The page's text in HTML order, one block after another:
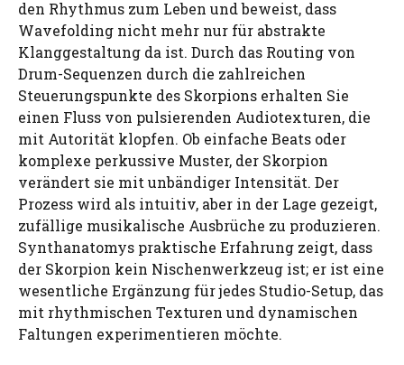
den Rhythmus zum Leben und beweist, dass
Wavefolding nicht mehr nur für abstrakte
Klanggestaltung da ist. Durch das Routing von
Drum-Sequenzen durch die zahlreichen
Steuerungspunkte des Skorpions erhalten Sie
einen Fluss von pulsierenden Audiotexturen, die
mit Autorität klopfen. Ob einfache Beats oder
komplexe perkussive Muster, der Skorpion
verändert sie mit unbändiger Intensität. Der
Prozess wird als intuitiv, aber in der Lage gezeigt,
zufällige musikalische Ausbrüche zu produzieren.
Synthanatomys praktische Erfahrung zeigt, dass
der Skorpion kein Nischenwerkzeug ist; er ist eine
wesentliche Ergänzung für jedes Studio-Setup, das
mit rhythmischen Texturen und dynamischen
Faltungen experimentieren möchte.